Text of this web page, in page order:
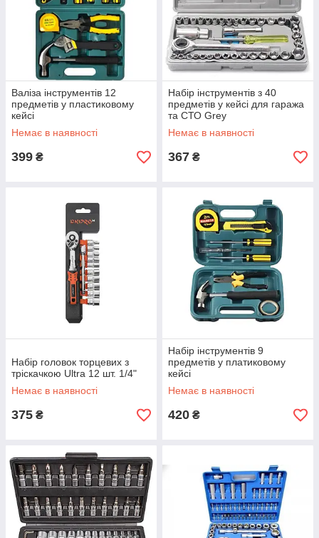
Валіза інструментів 12
предметів у пластиковому
кейсі
Немає в наявності
399 ₴
Набір інструментів з 40
предметів у кейсі для гаража
та СТО Grey
Немає в наявності
367 ₴
Набір головок торцевих з
тріскачкою Ultra 12 шт. 1/4"
Немає в наявності
375 ₴
Набір інструментів 9
предметів у платиковому
кейсі
Немає в наявності
420 ₴